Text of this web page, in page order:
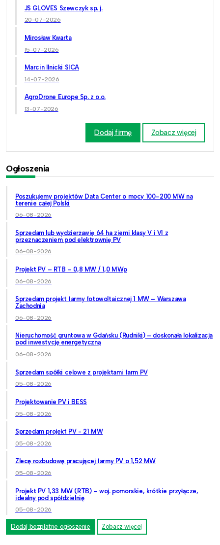
JS GLOVES Szewczyk sp. j.
20-07-2026
Mirosław Kwarta
15-07-2026
Marcin Ilnicki SICA
14-07-2026
AgroDrone Europe Sp. z o.o.
13-07-2026
Dodaj firmę Zobacz więcej
Ogłoszenia
Poszukujemy projektów Data Center o mocy 100–200 MW na
terenie całej Polski
06-08-2026
Sprzedam lub wydzierżawię 64 ha ziemi klasy V i VI z
przeznaczeniem pod elektrownię PV
06-08-2026
Projekt PV – RTB – 0,8 MW / 1,0 MWp
06-08-2026
Sprzedam projekt farmy fotowoltaicznej 1 MW – Warszawa
Zachodnia
06-08-2026
Nieruchomość gruntowa w Gdańsku (Rudniki) – doskonała lokalizacja
pod inwestycję energetyczną
06-08-2026
Sprzedam spółki celowe z projektami farm PV
05-08-2026
Projektowanie PV i BESS
05-08-2026
Sprzedam projekt PV - 21 MW
05-08-2026
Zlecę rozbudowę pracującej farmy PV o 1,52 MW
05-08-2026
Projekt PV 1,33 MW (RTB) – woj. pomorskie, krótkie przyłącze,
idealny pod spółdzielnię
05-08-2026
Dodaj bezpłatne ogłoszenie Zobacz więcej